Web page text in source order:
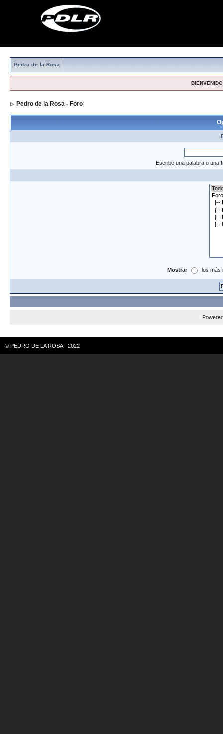
Pedro de la Rosa
Pedro de la Rosa - Foro
Escribe una palabra o una
Mostrar los más
© PEDRO DE LA ROSA - 2022